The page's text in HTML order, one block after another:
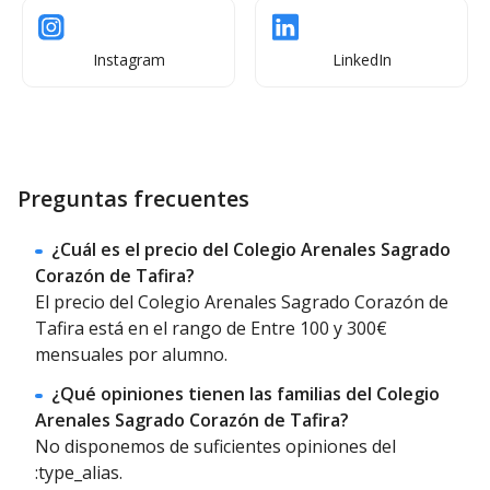
Enfermería
Excursiones /
convivencias
Información sobre las instalaciones del Colegio
Arenales Sagrado Corazón de Tafira
formativa. El Colegio cuenta con unas magníficas
instalaciones entre otras Canchas de Tenis, Campos
de fútbol, Canchas de voleibol, piscina cubierta,
Capilla, Laboratorio, Biblioteca, Auditorio, Comedor…
en cada uno de estos espacios trabajamos para que
competencias y habilidades en diferentes áreas como
la intelectual, física, artística, científica… Todos estos
entornos han sido concebidos como espacios seguros
Instagram LinkedIn
Preguntas frecuentes
¿Cuál es el precio del Colegio Arenales Sagrado
Corazón de Tafira?
El precio del Colegio Arenales Sagrado Corazón de
Tafira está en el rango de Entre 100 y 300€
mensuales por alumno.
¿Qué opiniones tienen las familias del Colegio
Arenales Sagrado Corazón de Tafira?
No disponemos de suficientes opiniones del
:type_alias.